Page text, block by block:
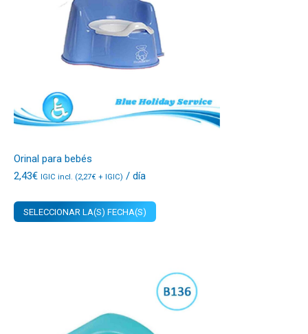
Orinal para bebés
2,43€ IGIC incl. (2,27€ + IGIC) / día
SELECCIONAR LA(S) FECHA(S)